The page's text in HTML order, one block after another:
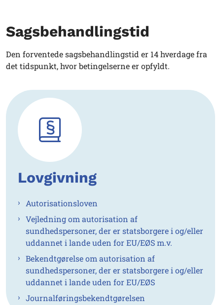
Sagsbehandlingstid
Den forventede sagsbehandlingstid er 14 hverdage fra
det tidspunkt, hvor betingelserne er opfyldt.
Lovgivning
Autorisationsloven
Vejledning om autorisation af
sundhedspersoner, der er statsborgere i og/eller
uddannet i lande uden for EU/EØS m.v.
Bekendtgørelse om autorisation af
sundhedspersoner, der er statsborgere i og/eller
uddannet i lande uden for EU/EØS
Journalføringsbekendtgørelsen